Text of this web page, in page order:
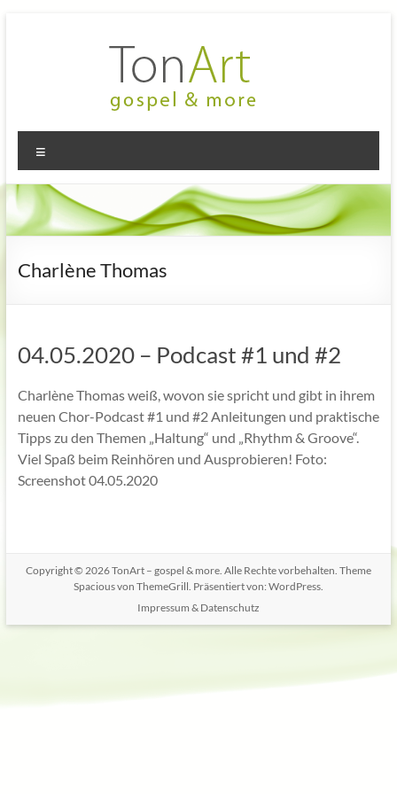
TonArt
–
gospel
&
more
Mein Chor
in
Hannover-
Linden
Charlène Thomas
04.05.2020 – Podcast #1 und #2
Charlène Thomas weiß, wovon sie spricht und gibt in ihrem
neuen Chor-Podcast #1 und #2 Anleitungen und praktische
Tipps zu den Themen „Haltung“ und „Rhythm & Groove“.
Viel Spaß beim Reinhören und Ausprobieren! Foto:
Screenshot 04.05.2020
Copyright © 2026TonArt – gospel & more. Alle Rechte vorbehalten. Theme
Spaciousvon ThemeGrill. Präsentiert von: WordPress.
Impressum & Datenschutz